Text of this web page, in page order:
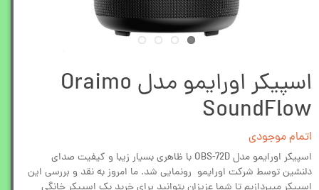
اسپیکر اورایمو مدل Oraimo
SoundFlow
اتمام موجودی
اسپیکر اورایمو مدل OBS-72D با ظاهری بسیار زیبا و کیفیت صدای
دلنشین توسط شرکت اورایمو رونمایی شد. ما امروز به نقد و بررسی این